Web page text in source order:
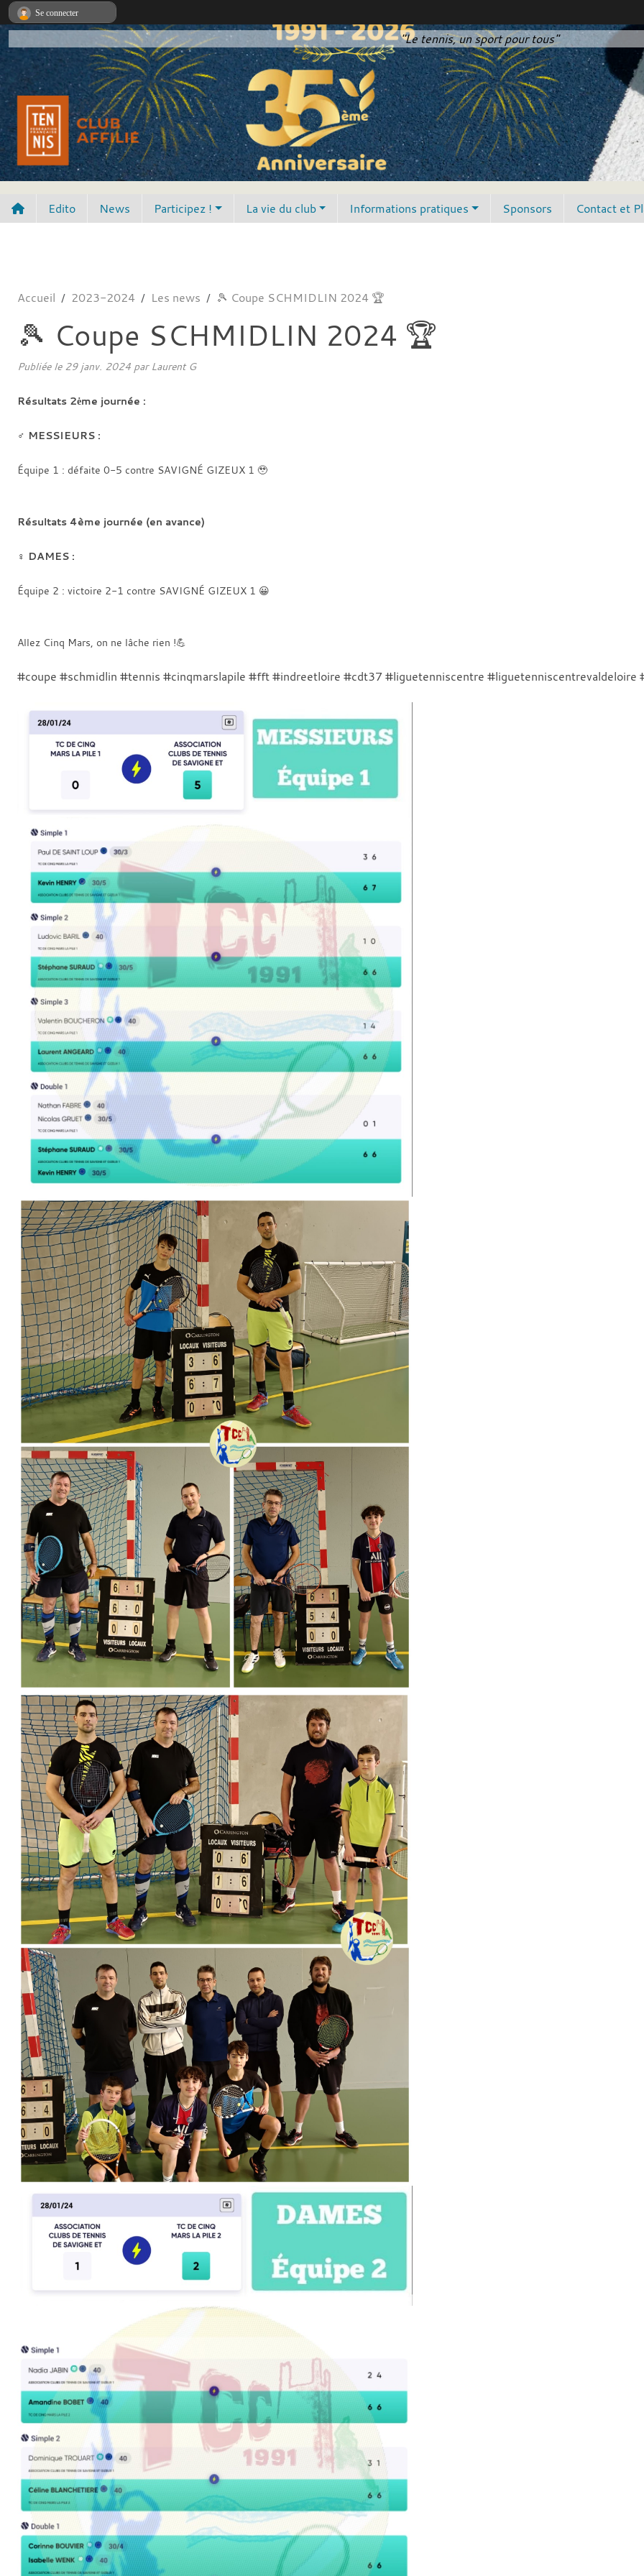
"Le tennis, un sport pour tous"
Edito News Participez ! La vie du club Informations pratiques Sponsors Contact et
Accueil 2023-2024 Les news 🎾 Coupe SCHMIDLIN 2024 🏆
🎾 Coupe SCHMIDLIN 2024 🏆
Publiée le 29 janv. 2024 par Laurent G
Résultats 2ėme journée :
♂️ MESSIEURS :
Équipe 1 : défaite 0-5 contre SAVIGNÉ GIZEUX 1 🥹
Résultats 4ème journée (en avance)
♀️ DAMES :
Équipe 2 : victoire 2-1 contre SAVIGNÉ GIZEUX 1 😀
Allez Cinq Mars, on ne lâche rien !💪
#coupe #schmidlin #tennis #cinqmarslapile #fft #indreetloire #cdt37 #liguetenniscentre #liguetenniscentrevaldeloire
Se connecter
Panneau de gestion des cookies